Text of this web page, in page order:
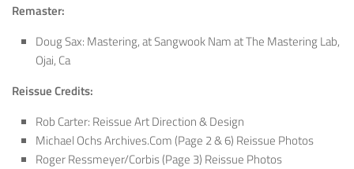
Remaster:
Doug Sax: Mastering, at Sangwook Nam at The Mastering Lab,
Ojai, Ca
Reissue Credits:
Rob Carter: Reissue Art Direction & Design
Michael Ochs Archives.Com (Page 2 & 6) Reissue Photos
Roger Ressmeyer/Corbis (Page 3) Reissue Photos